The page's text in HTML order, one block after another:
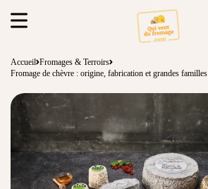
Accueil Fromages & Terroirs
Fromage de chèvre : origine, fabrication et grandes familles